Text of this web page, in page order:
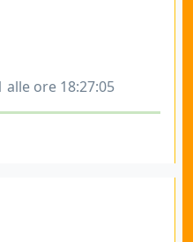
alle ore 18:27:05